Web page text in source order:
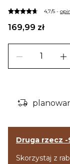
4,7/5 -
169,99 zł
remove add
delivery_truck_bolt
Druga rzecz -
Skorzystaj z